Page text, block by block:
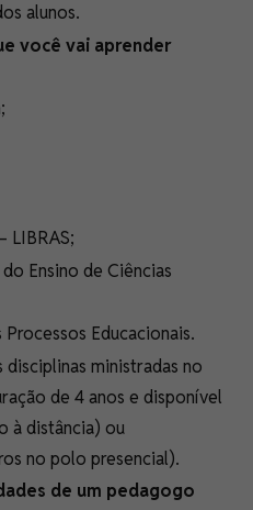
alunos.
você vai aprender
LIBRAS;
Ensino de Ciências
Educacionais.
disciplinas ministradas no
de 4 anos e disponível
à distância) ou
no polo presencial).
de um pedagogo